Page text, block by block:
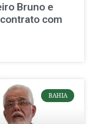
Bruno e
com
BAHIA